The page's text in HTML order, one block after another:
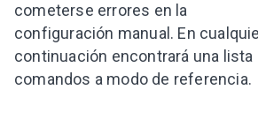
cometerse errores en la
configuración manual. En
continuación encontrará una lista
comandos a modo de referencia.